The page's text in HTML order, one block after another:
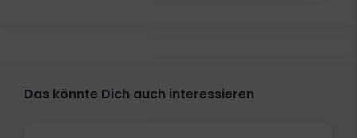
Das könnte Dich auch interessieren